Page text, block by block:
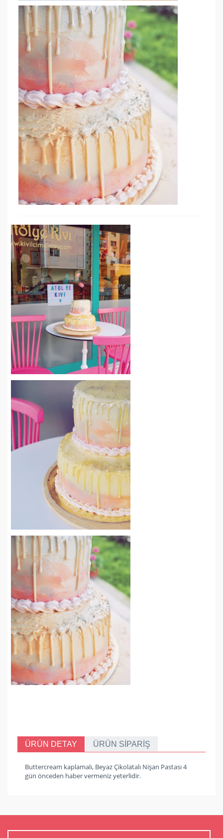
ÜRÜN DETAY ÜRÜN SİPARİŞ
Buttercream kaplamalı, Beyaz Çikolatalı Nişan Pastası 4
gün önceden haber vermeniz yeterlidir.